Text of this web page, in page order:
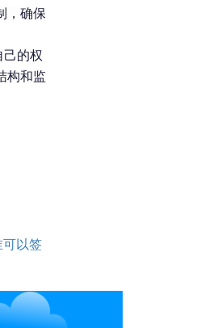
，确保
己的权
构和监
可以签